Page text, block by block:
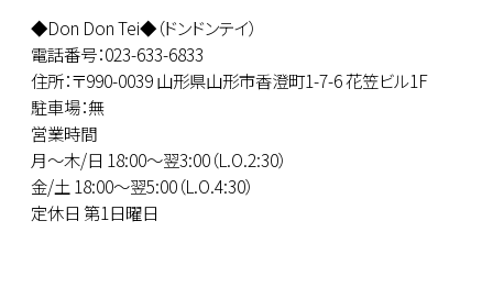
◆Don Don Tei◆（ドンドンテイ）
電話番号：023-633-6833
住所：〒990-0039 山形県山形市香澄町1-7-6 花笠ビル1F
駐車場：無
営業時間
月～木/日 18:00～翌3:00（L.O.2:30）
金/土 18:00～翌5:00（L.O.4:30）
定休日 第1日曜日